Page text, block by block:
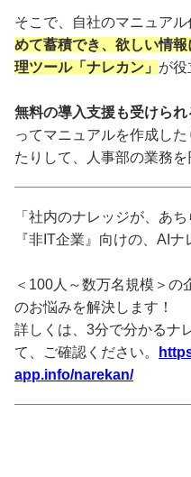
そこで、自社のマニュアル
めて蓄積でき、欲しい情
理ツール「ナレカン」 が役
無料の導入支援も受けられ
ってマニュアルを作成し
たりして、人事部の業務を
「社内のナレッジが、あ
『非IT企業』向けの、AI
＜100人～数万名規模＞の
のお悩みを解決します！
詳しくは、3分で分かるナ
て、ご確認ください。
app.info/narekan/